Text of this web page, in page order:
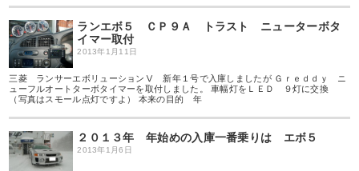
ランエボ５ ＣＰ９Ａ トラスト ニューターボタ
イマー取付
2013年1月11日
三菱 ランサーエボリューションⅤ 新年１号で入庫しましたが Ｇｒｅｄｄｙ ニ
ューフルオートターボタイマーを取付しました。 車幅灯をＬＥＤ ９灯に交換
（写真はスモール点灯ですよ） 本来の目的 年
２０１３年 年始めの入庫一番乗りは エボ５
2013年1月6日